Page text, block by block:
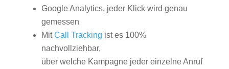
Google Analytics, jeder Klick wird genau
gemessen
MitCall Tracking ist es 100%
nachvollziehbar,
über welche Kampagne jeder einzelne Anruf